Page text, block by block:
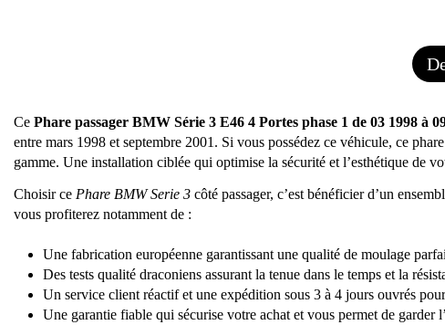
Ce Phare passager BMW Série 3 E46 4 Portes phase 1 de 03 1998 à
entre mars 1998 et septembre 2001. Si vous possédez ce véhicule, ce
gamme. Une installation ciblée qui optimise la sécurité et l’esthétique de
Choisir ce Phare BMW Serie 3 côté passager, c’est bénéficier d’un
vous profiterez notamment de :
Une fabrication européenne garantissant une qualité de moulage
Des tests qualité draconiens assurant la tenue dans le temps et la
Un service client réactif et une expédition sous 3 à 4 jours ouvrés
Une garantie fiable qui sécurise votre achat et vous permet de garder